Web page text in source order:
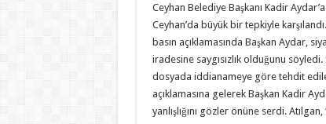
Ceyhan Belediye Başkanı Kadir
Ceyhan’da büyük bir tepkiyle
basın açıklamasında Başkan Aydar,
iradesine saygısızlık olduğunu
dosyada iddianameye göre tehdit
açıklamasına gelerek Başkan Kadir
yanlışlığını gözler önüne serdi.